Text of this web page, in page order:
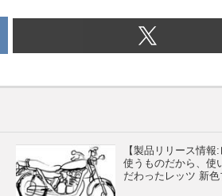
【製品リリース情報
使うものだから、使
だわったレッツ 新